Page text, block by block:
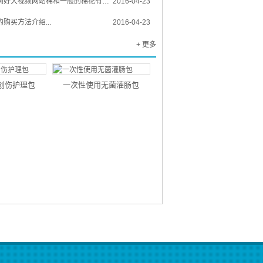
2016-04-23
购买方法介绍...
+ 更多
伤护理包 一次性使用无菌灌肠包